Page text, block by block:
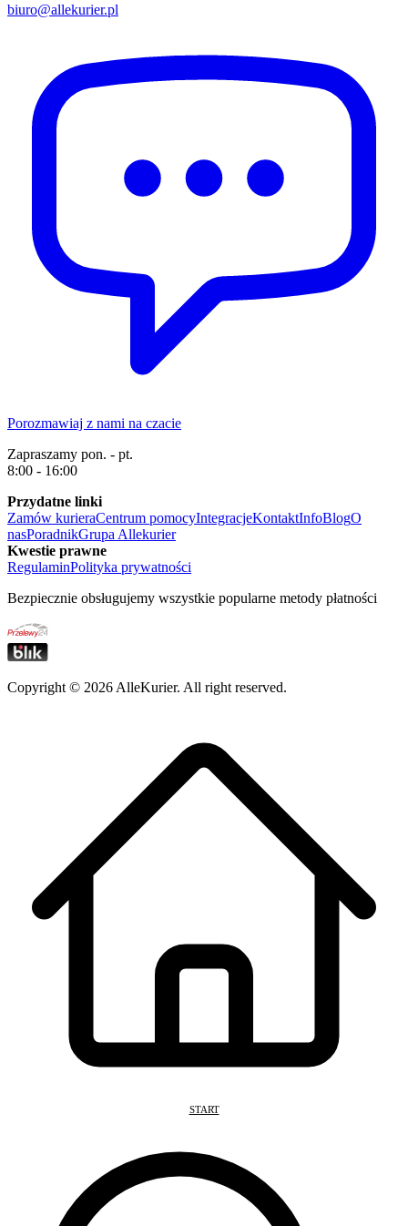
biuro@allekurier.pl
Porozmawiaj z nami na czacie
Zapraszamy pon. - pt.
8:00 - 16:00
Przydatne linki
Zamów kurieraCentrum pomocyIntegracjeKontaktInfoBlogO
nasPoradnikGrupa Allekurier
Kwestie prawne
RegulaminPolityka prywatności
Bezpiecznie obsługujemy wszystkie popularne metody płatności
Copyright © 2026 AlleKurier. All right reserved.
START